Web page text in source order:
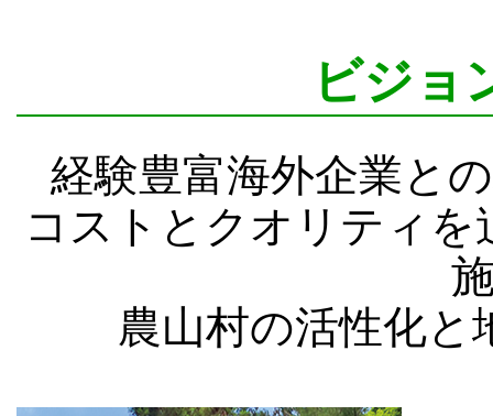
ビジョ
経験豊富海外企業と
コストとクオリティ
農山村の活性化と